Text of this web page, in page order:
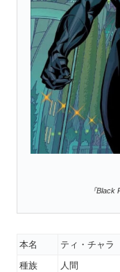
『
本名
ティ・チャラ
種族
人間